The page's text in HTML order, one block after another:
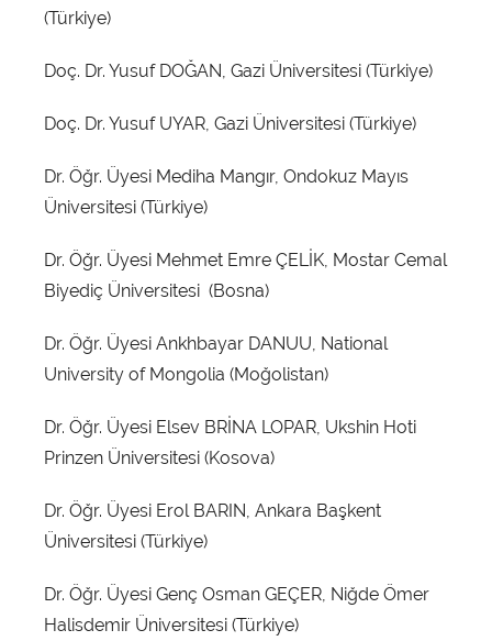
(Türkiye)
Doç. Dr. Yusuf DOĞAN, Gazi Üniversitesi (Türkiye)
Doç. Dr. Yusuf UYAR, Gazi Üniversitesi (Türkiye)
Dr. Öğr. Üyesi Mediha Mangır, Ondokuz Mayıs
Üniversitesi (Türkiye)
Dr. Öğr. Üyesi Mehmet Emre ÇELİK, Mostar Cemal
Biyediç Üniversitesi (Bosna)
Dr. Öğr. Üyesi Ankhbayar DANUU, National
University of Mongolia (Moğolistan)
Dr. Öğr. Üyesi Elsev BRİNA LOPAR, Ukshin Hoti
Prinzen Üniversitesi (Kosova)
Dr. Öğr. Üyesi Erol BARIN, Ankara Başkent
Üniversitesi (Türkiye)
Dr. Öğr. Üyesi Genç Osman GEÇER, Niğde Ömer
Halisdemir Üniversitesi (Türkiye)